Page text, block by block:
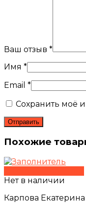
Ваш отзыв *
Имя *
Email *
Сохранить моё
Похожие
Нет в наличии
Карпова